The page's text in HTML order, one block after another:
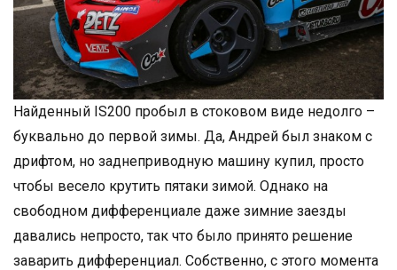
Найденный IS200 пробыл в стоковом виде недолго –
буквально до первой зимы. Да, Андрей был знаком с
дрифтом, но заднеприводную машину купил, просто
чтобы весело крутить пятаки зимой. Однако на
свободном дифференциале даже зимние заезды
давались непросто, так что было принято решение
заварить дифференциал. Собственно, с этого момента